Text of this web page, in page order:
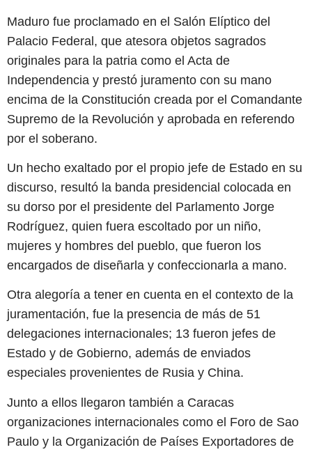
Maduro fue proclamado en el Salón Elíptico del
Palacio Federal, que atesora objetos sagrados
originales para la patria como el Acta de
Independencia y prestó juramento con su mano
encima de la Constitución creada por el Comandante
Supremo de la Revolución y aprobada en referendo
por el soberano.
Un hecho exaltado por el propio jefe de Estado en su
discurso, resultó la banda presidencial colocada en
su dorso por el presidente del Parlamento Jorge
Rodríguez, quien fuera escoltado por un niño,
mujeres y hombres del pueblo, que fueron los
encargados de diseñarla y confeccionarla a mano.
Otra alegoría a tener en cuenta en el contexto de la
juramentación, fue la presencia de más de 51
delegaciones internacionales; 13 fueron jefes de
Estado y de Gobierno, además de enviados
especiales provenientes de Rusia y China.
Junto a ellos llegaron también a Caracas
organizaciones internacionales como el Foro de Sao
Paulo y la Organización de Países Exportadores de